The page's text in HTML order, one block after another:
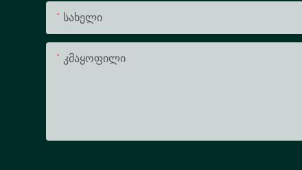
Სახელი
Კმაყოფილი